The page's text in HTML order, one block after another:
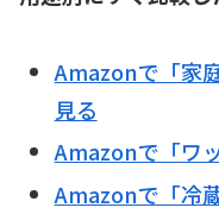
Amazonで「家
見る
Amazonで「ワ
Amazonで「冷